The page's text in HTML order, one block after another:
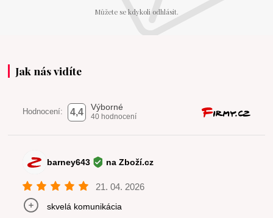
Můžete se kdykoli odhlásit.
Jak nás vidíte